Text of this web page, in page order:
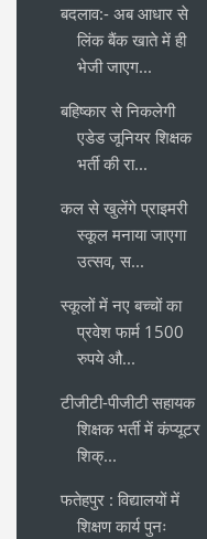
बदलाव:- अब आधार से
लिंक बैंक खाते में ही
भेजी जाएग...
बहिष्कार से निकलेगी
एडेड जूनियर शिक्षक
भर्ती की रा...
कल से खुलेंगे प्राइमरी
स्कूल मनाया जाएगा
उत्सव, स...
स्कूलों में नए बच्चों का
प्रवेश फार्म 1500
रुपये औ...
टीजीटी-पीजीटी सहायक
शिक्षक भर्ती में कंप्यूटर
शिक्...
फतेहपुर : विद्यालयों में
शिक्षण कार्य पुनः